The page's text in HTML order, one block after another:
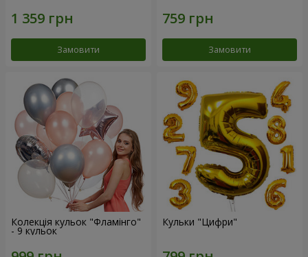
Замовити Замовити
Колекція кульок "Фламінго"
- 9 кульок
Кульки "Цифри"